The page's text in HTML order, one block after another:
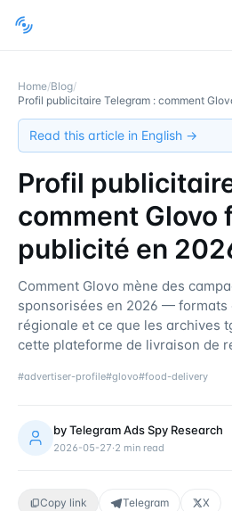
Home/Blog/
Profil publicitaire Telegram : comment
Read this article in English →
Profil
comment Glovo
publicité en
Comment Glovo mène des
sponsorisées en 2026 —
régionale et ce que les archives
cette plateforme de livraison de
#advertiser-profile#glovo#food-delivery
byTelegram Ads Spy Research
2026-05-27·2 min read
Copy link Telegram X